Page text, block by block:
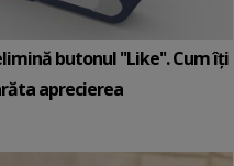
butonul ''Like''. Cum îți
aprecierea